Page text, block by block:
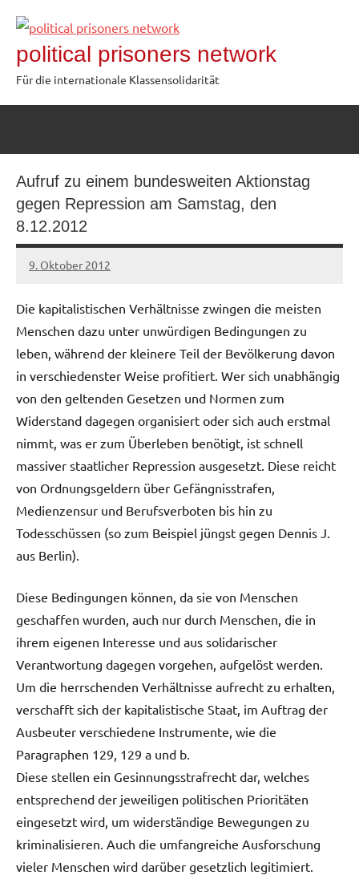
Inhalt
springen
political prisoners network
Für die internationale Klassensolidarität
Aufruf zu einem bundesweiten Aktionstag
gegen Repression am Samstag, den
8.12.2012
9. Oktober 2012
admin
Die kapitalistischen Verhältnisse zwingen die meisten
Menschen dazu unter unwürdigen Bedingungen zu
leben, während der kleinere Teil der Bevölkerung davon
in verschiedenster Weise profitiert. Wer sich unabhängig
von den geltenden Gesetzen und Normen zum
Widerstand dagegen organisiert oder sich auch erstmal
nimmt, was er zum Überleben benötigt, ist schnell
massiver staatlicher Repression ausgesetzt. Diese reicht
von Ordnungsgeldern über Gefängnisstrafen,
Medienzensur und Berufsverboten bis hin zu
Todesschüssen (so zum Beispiel jüngst gegen Dennis J.
aus Berlin).
Diese Bedingungen können, da sie von Menschen
geschaffen wurden, auch nur durch Menschen, die in
ihrem eigenen Interesse und aus solidarischer
Verantwortung dagegen vorgehen, aufgelöst werden.
Um die herrschenden Verhältnisse aufrecht zu erhalten,
verschafft sich der kapitalistische Staat, im Auftrag der
Ausbeuter verschiedene Instrumente, wie die
Paragraphen 129, 129 a und b.
Diese stellen ein Gesinnungsstrafrecht dar, welches
entsprechend der jeweiligen politischen Prioritäten
eingesetzt wird, um widerständige Bewegungen zu
kriminalisieren. Auch die umfangreiche Ausforschung
vieler Menschen wird darüber gesetzlich legitimiert.